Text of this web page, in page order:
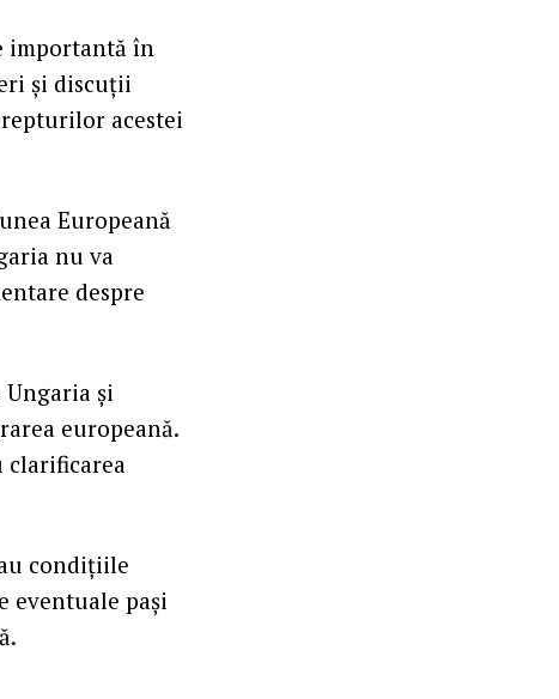
importantă în
și discuții
acestei
Europeană
nu va
despre
și
europeană.
clarificarea
condițiile
eventuale pași